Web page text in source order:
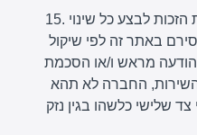
15. הנהלת האתר שומרת לעצמה את הזכות לבצע כל שינוי
באתר זה לפי שיקול
מראש ו/או הסכמת
החברה לא תהא
שלישי כלשהו בגין נזק